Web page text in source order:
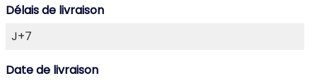
Délais de livraison
Date de livraison